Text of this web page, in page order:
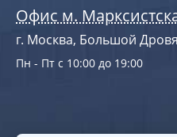
Офис м.
г. Москва, Большой
Пн - Пт с 10:00 до 19:00